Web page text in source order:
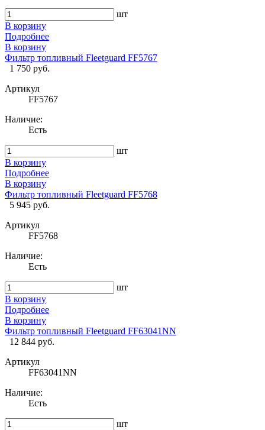
шт
В корзину
Подробнее
В корзину
Фильтр топливный Fleetguard FF5767
1 750 руб.
Артикул
FF5767
Наличие:
Есть
шт
В корзину
Подробнее
В корзину
Фильтр топливный Fleetguard FF5768
5 945 руб.
Артикул
FF5768
Наличие:
Есть
шт
В корзину
Подробнее
В корзину
Фильтр топливный Fleetguard FF63041NN
12 844 руб.
Артикул
FF63041NN
Наличие:
Есть
шт